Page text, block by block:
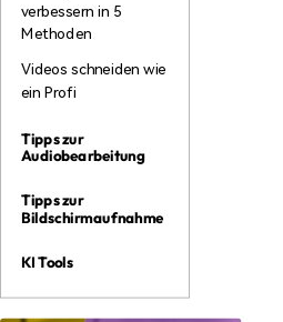
verbessern in 5
Methoden
Videos schneiden wie
ein Profi
Tipps zur
Audiobearbeitung
Tipps zur
Bildschirmaufnahme
KI Tools